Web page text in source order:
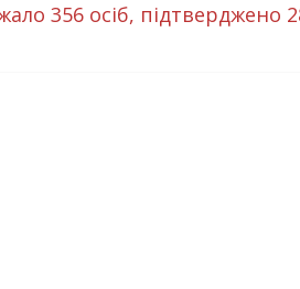
356 осіб, підтверджено